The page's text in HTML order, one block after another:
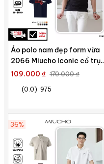
Áo polo nam đẹp form vừa
2066 Miucho Iconic cổ trụ
vải cá sấu polyester thoáng
109.000 ₫ 170.000 ₫
(0.0) 975
36%